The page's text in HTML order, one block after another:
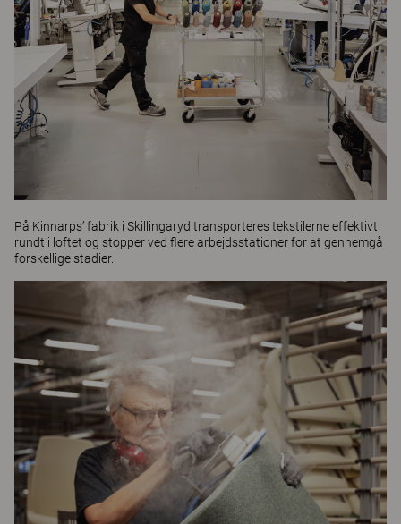
På Kinnarps’ fabrik i Skillingaryd transporteres tekstilerne effektivt
rundt i loftet og stopper ved flere arbejdsstationer for at gennemgå
forskellige stadier.